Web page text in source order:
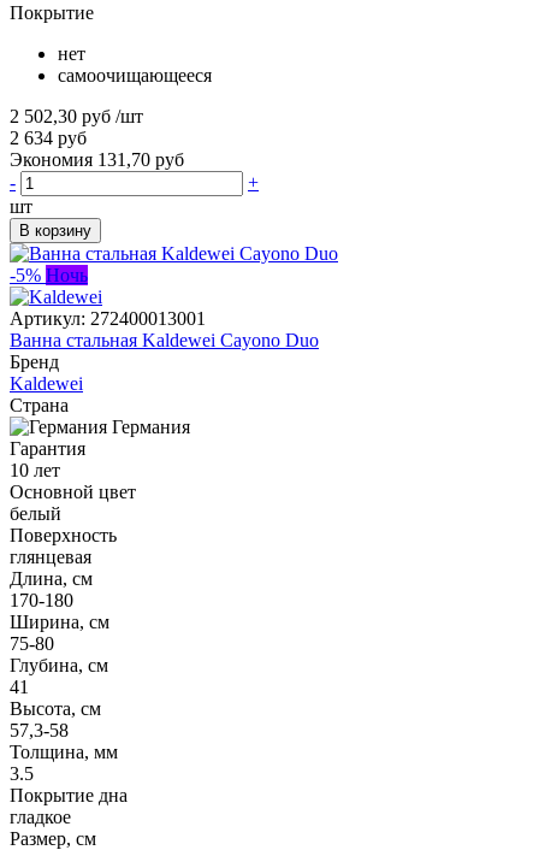
Покрытие
нет
самоочищающееся
2 502,30 руб /шт
2 634 руб
Экономия 131,70 руб
-
+
шт
В корзину
-5% Ночь
Артикул: 272400013001
Ванна стальная Kaldewei Cayono Duo
Бренд
Kaldewei
Страна
Германия
Гарантия
10 лет
Основной цвет
белый
Поверхность
глянцевая
Длина, см
170-180
Ширина, см
75-80
Глубина, см
41
Высота, см
57,3-58
Толщина, мм
3.5
Покрытие дна
гладкое
Размер, см